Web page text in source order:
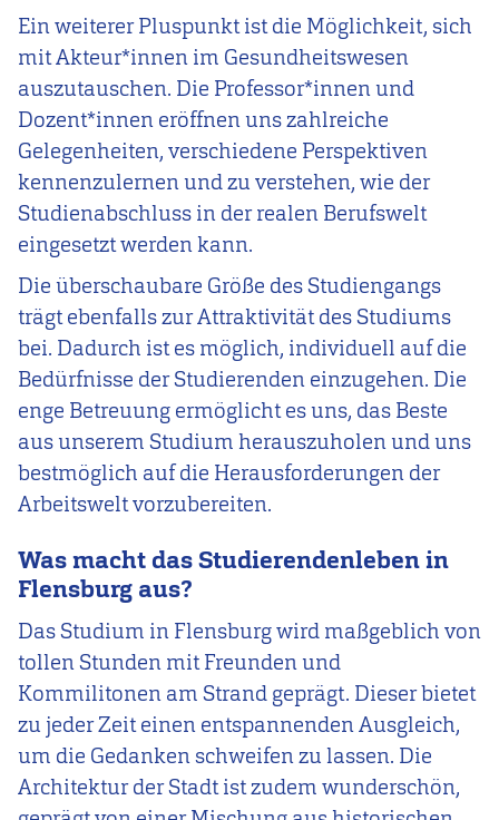
Ein weiterer Pluspunkt ist die Möglichkeit, sich
mit Akteur*innen im Gesundheitswesen
auszutauschen. Die Professor*innen und
Dozent*innen eröffnen uns zahlreiche
Gelegenheiten, verschiedene Perspektiven
kennenzulernen und zu verstehen, wie der
Studienabschluss in der realen Berufswelt
eingesetzt werden kann.
Die überschaubare Größe des Studiengangs
trägt ebenfalls zur Attraktivität des Studiums
bei. Dadurch ist es möglich, individuell auf die
Bedürfnisse der Studierenden einzugehen. Die
enge Betreuung ermöglicht es uns, das Beste
aus unserem Studium herauszuholen und uns
bestmöglich auf die Herausforderungen der
Arbeitswelt vorzubereiten.
Was macht das Studierendenleben in
Flensburg aus?
Das Studium in Flensburg wird maßgeblich von
tollen Stunden mit Freunden und
Kommilitonen am Strand geprägt. Dieser bietet
zu jeder Zeit einen entspannenden Ausgleich,
um die Gedanken schweifen zu lassen. Die
Architektur der Stadt ist zudem wunderschön,